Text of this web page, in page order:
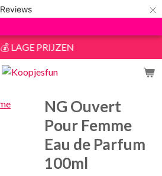
Reviews ×
💰 LAGE PRIJZEN
NG Ouvert
Pour Femme
Eau de Parfum
100ml